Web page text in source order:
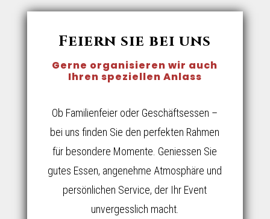
Feiern sie bei uns
Gerne organisieren wir auch
Ihren speziellen Anlass
Ob Familienfeier oder Geschäftsessen –
bei uns finden Sie den perfekten Rahmen
für besondere Momente. Geniessen Sie
gutes Essen, angenehme Atmosphäre und
persönlichen Service, der Ihr Event
unvergesslich macht.